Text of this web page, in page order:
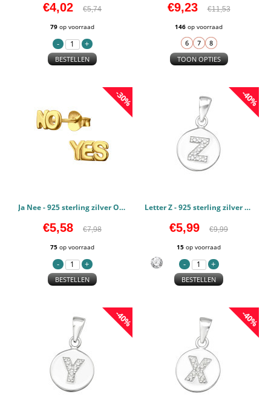
€4,02 €5,74
79 op voorraad
BESTELLEN
€9,23 €11,53
146 op voorraad
TOON OPTIES
-30%
Ja Nee - 925 sterling zilver Oorstekers Egaal PCJW46670
€5,58 €7,98
75 op voorraad
BESTELLEN
-40%
Letter Z - 925 sterling zilver Hangers Zirconia PCJW46546
€5,99 €9,99
15 op voorraad
BESTELLEN
-40% -40%